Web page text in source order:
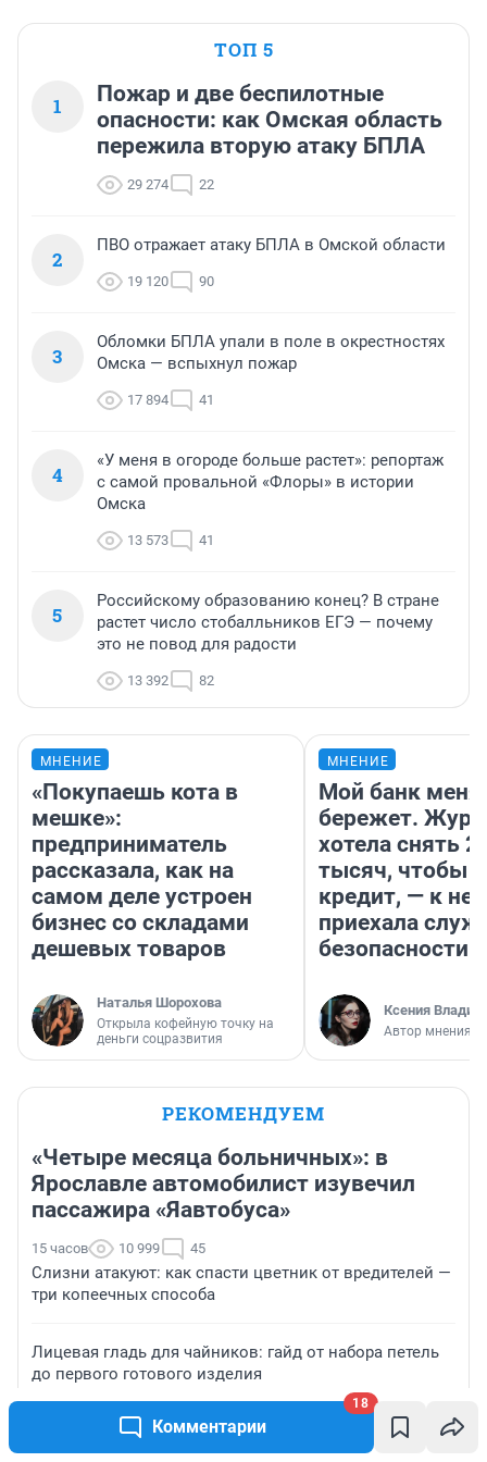
Комментарии
18
ТОП 5
1
Пожар и две беспилотные
опасности: как Омская область
пережила вторую атаку БПЛА
29 274 22
2
ПВО отражает атаку БПЛА в Омской области
19 120 90
3
Обломки БПЛА упали в поле в окрестностях
Омска — вспыхнул пожар
17 894 41
4
«У меня в огороде больше растет»: репортаж
с самой провальной «Флоры» в истории
Омска
13 573 41
5
Российскому образованию конец? В стране
растет число стобалльников ЕГЭ — почему
это не повод для радости
13 392 82
МНЕНИЕ
«Покупаешь кота в
мешке»:
предприниматель
рассказала, как на
самом деле устроен
бизнес со складами
дешевых товаров
Наталья Шорохова
Открыла кофейную точку на
деньги соцразвития
МНЕНИЕ
Мой банк меня
бережет.
хотела снять
тысяч, чтобы
кредит, — к
приехала
безопасности
Ксения
Автор мнения
РЕКОМЕНДУЕМ
«Четыре месяца больничных»: в
Ярославле автомобилист изувечил
пассажира «Яавтобуса»
15 часов 10 999 45
Слизни атакуют: как спасти цветник от вредителей —
три копеечных способа
Лицевая гладь для чайников: гайд от набора петель
до первого готового изделия
Фермер Джастас Уолкер, известный как «веселый
молочник», заявил что его семью могут выдворить